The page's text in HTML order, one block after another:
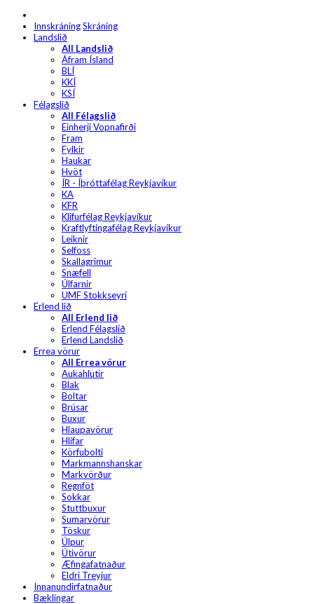
InnskráningSkráning
Landslið
All Landslið
Áfram Ísland
BLÍ
KKÍ
KSÍ
Félagslið
All Félagslið
Einherji Vopnafirði
Fram
Fylkir
Haukar
Hvöt
ÍR - Íþróttafélag Reykjavíkur
KA
KFR
Klifurfélag Reykjavíkur
Kraftlyftingafélag Reykjavíkur
Leiknir
Selfoss
Skallagrímur
Snæfell
Úlfarnir
UMF Stokkseyri
Erlend lið
All Erlend lið
Erlend Félagslið
Erlend Landslið
Errea vörur
All Errea vörur
Aukahlutir
Blak
Boltar
Brúsar
Buxur
Hlaupavörur
Hlífar
Körfubolti
Markmannshanskar
Markvörður
Regnföt
Sokkar
Stuttbuxur
Sumarvörur
Töskur
Úlpur
Útivörur
Æfingafatnaður
Eldri Treyjur
Innanundirfatnaður
Bæklingar